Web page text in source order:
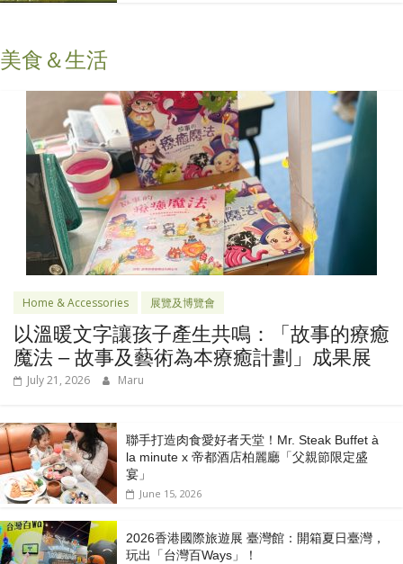
美食＆生活
Home & Accessories 展覽及博覽會
以溫暖文字讓孩子產生共鳴：「故事的療癒
魔法 – 故事及藝術為本療癒計劃」成果展
July 21, 2026 Maru
聯手打造肉食愛好者天堂！Mr. Steak Buffet à
la minute x 帝都酒店柏麗廳「⽗親節限定盛
宴」
June 15, 2026
2026香港國際旅遊展 臺灣館：開箱夏日臺灣，
玩出「台灣百Ways」！